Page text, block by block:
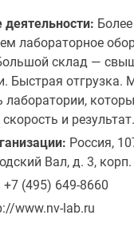
деятельности:
лабораторное
склад —
Быстрая отгрузка.
лаборатории,
и результат.
Россия,
Вал, д. 3,
+7 (495) 649-8660
www.nv-lab.ru